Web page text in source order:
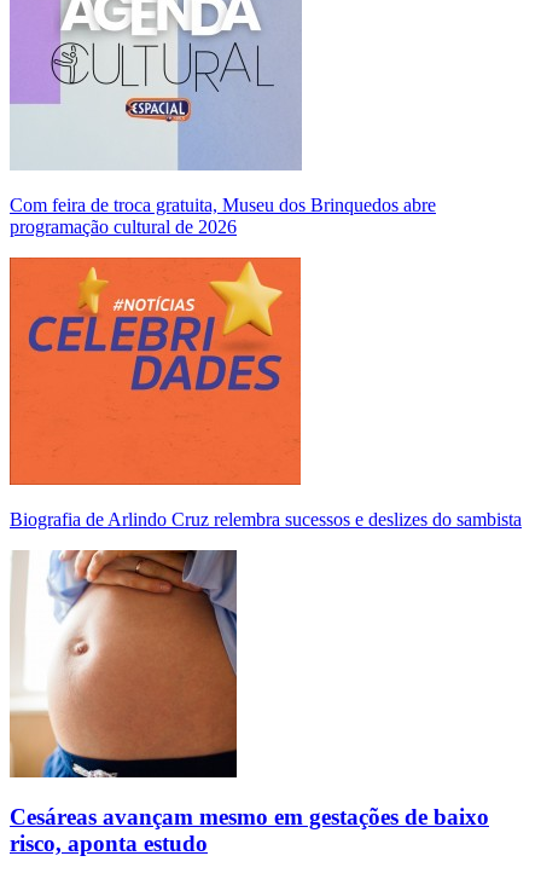
Com feira de troca gratuita, Museu dos Brinquedos abre
programação cultural de 2026
Biografia de Arlindo Cruz relembra sucessos e deslizes do sambista
Cesáreas avançam mesmo em gestações de baixo
risco, aponta estudo